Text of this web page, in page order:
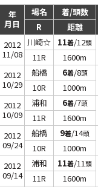
年
月日
場名 着/頭数
R
距離
2012
11/08
川崎☆ 11着/12頭
11R
1600m
2012
10/29
船橋 6着/8頭
10R
1000m
2012
10/09
浦和 6着/7頭
11R
1600m
2012
09/24
船橋 9着/14頭
10R
1000m
2012
09/14
浦和 11着/11頭
11R
1600m